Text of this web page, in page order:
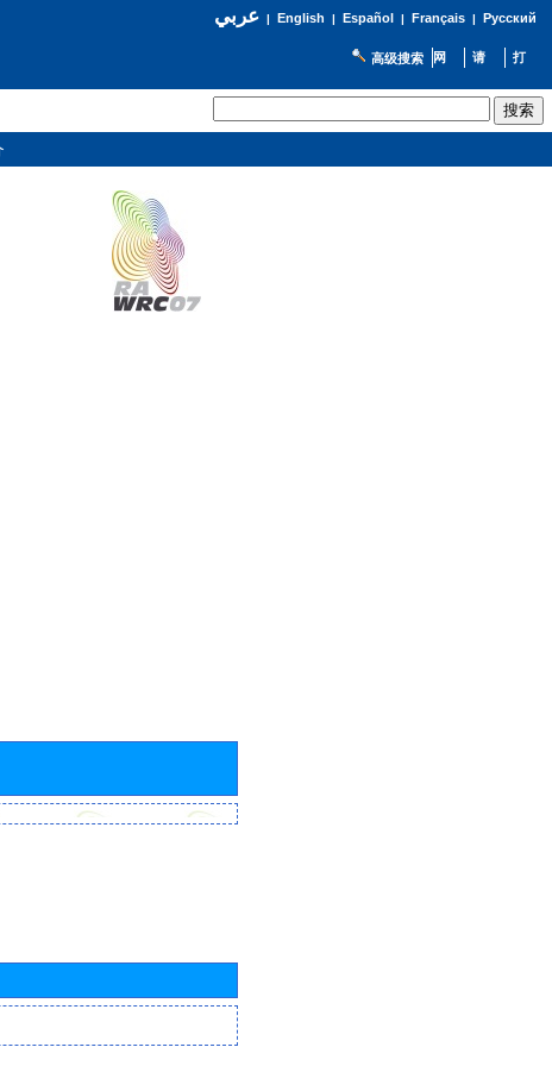
عربي| English | Español | Français| Русский
高级搜索